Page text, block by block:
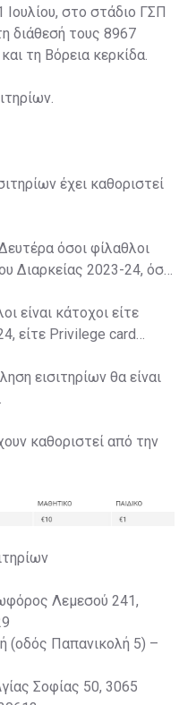
Ιουλίου, στο στάδιο ΓΣΠ
διάθεσή τους 8967
τη Βόρεια κερκίδα.
έχει καθοριστεί
όσοι φίλαθλοι
Διαρκείας 2023-24, όσο
είναι κάτοχοι είτε
είτε Privilege card
εισιτηρίων θα είναι
καθοριστεί από την
Λεμεσού 241,
(οδός Παπανικολή 5) –
Σοφίας 50, 3065